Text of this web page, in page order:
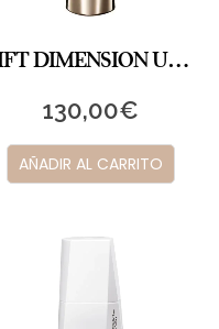
LIFT DIMENSION ULTIMATE LIFT + FIRM TREATMENT SERUM
130,00€
AÑADIR AL CARRITO